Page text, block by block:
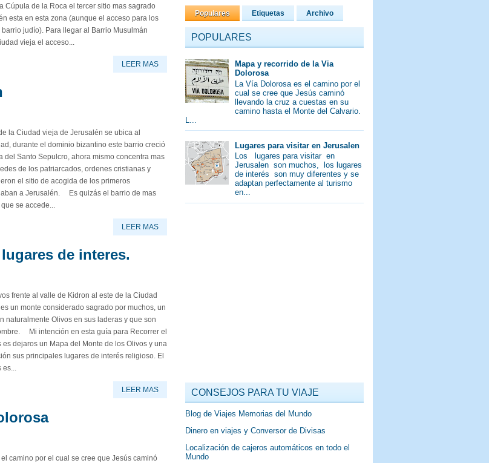
Cúpula de la Roca el tercer sitio mas sagrado
esta en esta zona (aunque el acceso para los
judío). Para llegar al Barrio Musulmán
vieja el acceso...
LEER MAS
la Ciudad vieja de Jerusalén se ubica al
durante el dominio bizantino este barrio creció
del Santo Sepulcro, ahora mismo concentra mas
de los patriarcados, ordenes cristianas y
el sitio de acogida de los primeros
a Jerusalén. Es quizás el barrio de mas
se accede...
LEER MAS
de interes.
frente al valle de Kidron al este de la Ciudad
un monte considerado sagrado por muchos, un
naturalmente Olivos en sus laderas y que son
Mi intención en esta guía para Recorrer el
es dejaros un Mapa del Monte de los Olivos y una
sus principales lugares de interés religioso. El
es...
LEER MAS
camino por el cual se cree que Jesús caminó
Populares Etiquetas Archivo
POPULARES
Mapa y recorrido de la Via
Dolorosa
La Vía Dolorosa es el camino por el
cual se cree que Jesús caminó
llevando la cruz a cuestas en su
camino hasta el Monte del Calvario.
L...
Lugares para visitar en Jerusalen
Los lugares para visitar en
Jerusalen son muchos, los lugares
de interés son muy diferentes y se
adaptan perfectamente al turismo
en...
CONSEJOS PARA TU VIAJE
Blog de Viajes Memorias del Mundo
Dinero en viajes y Conversor de Divisas
Localización de cajeros automáticos en todo el
Mundo